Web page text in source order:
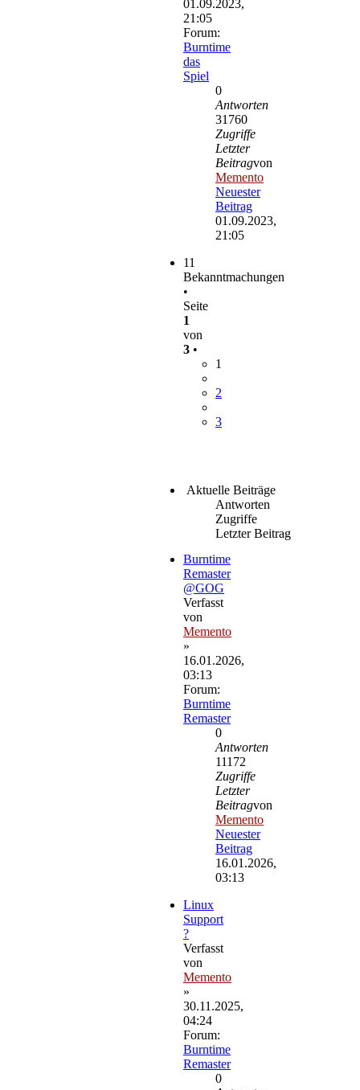
01.09.2023,
21:05
Forum:
Burntime
das
Spiel
0
Antworten
31760
Zugriffe
Letzter
Beitragvon
Memento
Neuester
Beitrag
01.09.2023,
21:05
11
Bekanntmachungen
•
Seite
1
von
3 •
1
2
3
Aktuelle Beiträge
Antworten
Zugriffe
Letzter Beitrag
Burntime
Remaster
@GOG
Verfasst
von
Memento
»
16.01.2026,
03:13
Forum:
Burntime
Remaster
0
Antworten
11172
Zugriffe
Letzter
Beitragvon
Memento
Neuester
Beitrag
16.01.2026,
03:13
Linux
Support
?
Verfasst
von
Memento
»
30.11.2025,
04:24
Forum:
Burntime
Remaster
0